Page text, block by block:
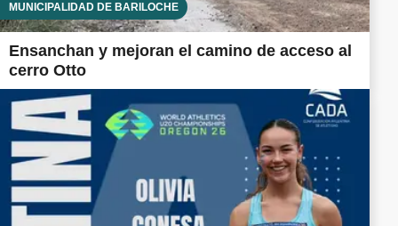
MUNICIPALIDAD DE BARILOCHE
Ensanchan y mejoran el camino de acceso al
cerro Otto